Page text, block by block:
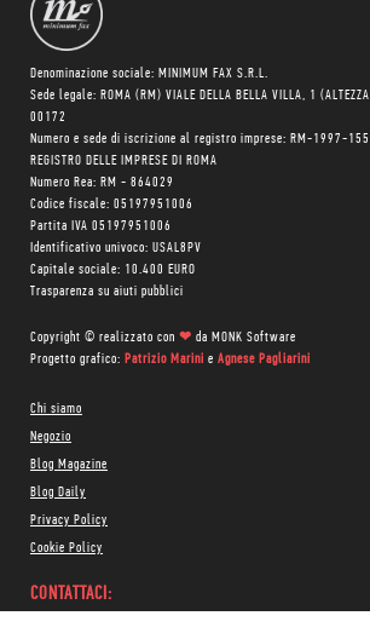
Denominazione sociale: MINIMUM FAX S.R.L.
Sede legale: ROMA (RM) VIALE DELLA BELLA VILLA, 1
00172
Numero e sede di iscrizione al registro imprese: RM-1997-
REGISTRO DELLE IMPRESE DI ROMA
Numero Rea: RM - 864029
Codice fiscale: 05197951006
Partita IVA 05197951006
Identificativo univoco: USAL8PV
Capitale sociale: 10.400 EURO
Trasparenza su aiuti pubblici
Copyright © realizzato con ❤ da MONK Software
Progetto grafico: Patrizio Marini e Agnese Pagliarini
Chi siamo
Negozio
Blog Magazine
Blog Daily
Privacy Policy
Cookie Policy
CONTATTACI: